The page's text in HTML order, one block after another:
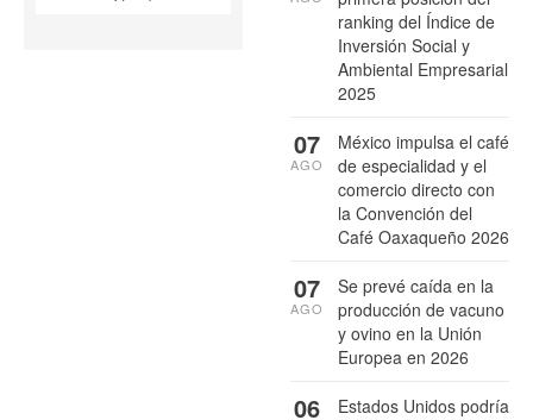
ranking del Índice de
Inversión Social y
Ambiental Empresarial
2025
México impulsa el café
de especialidad y el
comercio directo con
la Convención del
Café Oaxaqueño 2026
07
AGO
Se prevé caída en la
producción de vacuno
y ovino en la Unión
Europea en 2026
07
AGO
Estados Unidos podría
06